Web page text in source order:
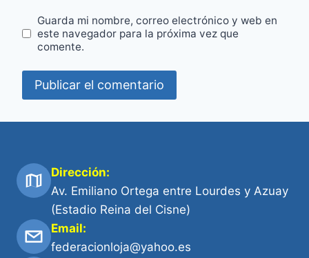
Guarda mi nombre, correo electrónico y web en
este navegador para la próxima vez que
comente.
Dirección:
Av. Emiliano Ortega entre Lourdes y Azuay
(Estadio Reina del Cisne)
Email:
federacionloja@yahoo.es